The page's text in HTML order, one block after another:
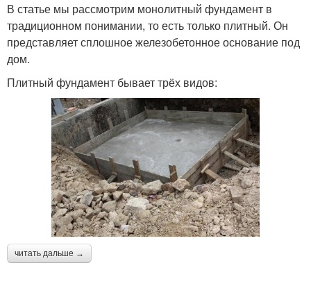
В статье мы рассмотрим монолитный фундамент в
традиционном понимании, то есть только плитный. Он
представляет сплошное железобетонное основание под
дом.
Плитный фундамент бывает трёх видов:
читать дальше →